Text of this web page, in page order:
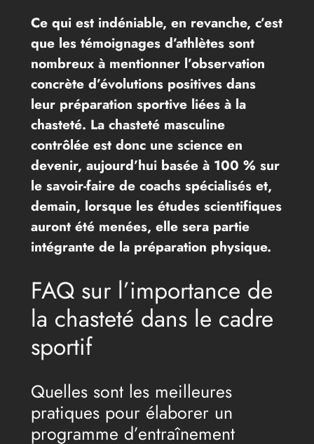
Ce qui est indéniable, en revanche, c’est
que les témoignages d’athlètes sont
nombreux à mentionner l’observation
concrète d’évolutions positives dans
leur préparation sportive liées à la
chasteté. La chasteté masculine
contrôlée est donc une science en
devenir, aujourd’hui basée à 100 % sur
le savoir-faire de coachs spécialisés et,
demain, lorsque les études scientifiques
auront été menées, elle sera partie
intégrante de la préparation physique.
FAQ sur l’importance de
la chasteté dans le cadre
sportif
Quelles sont les meilleures
pratiques pour élaborer un
programme d’entraînement